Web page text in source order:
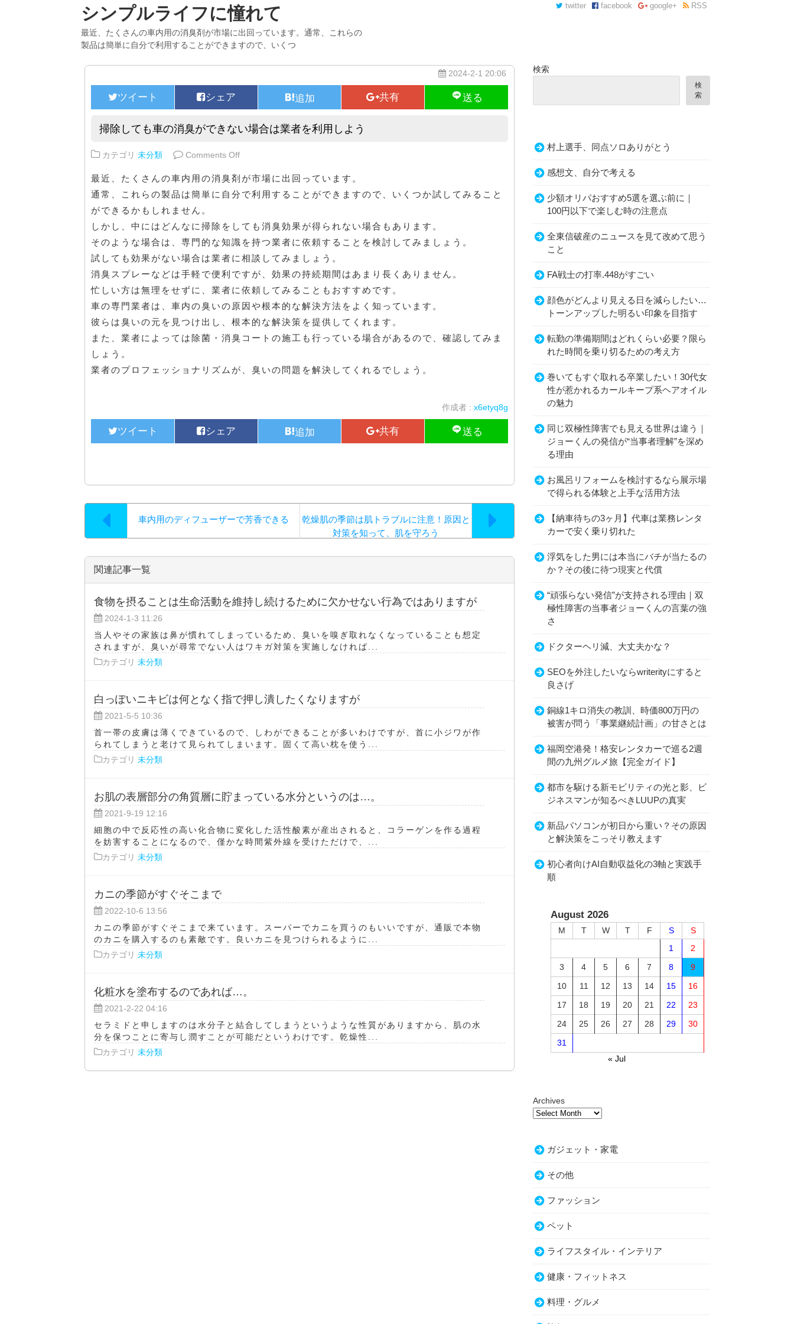
シンプルライフに憧れて
最近、たくさんの車内用の消臭剤が市場に出回っています。通常、これらの
製品は簡単に自分で利用することができますので、いくつ
twitter facebook google+ RSS
2024-2-1 20:06
掃除しても車の消臭ができない場合は業者を利用しよう
カテゴリ 未分類 Comments Offon 掃除しても車の消臭ができない場合は業者を利用しよう
最近、たくさんの車内用の消臭剤が市場に出回っています。
通常、これらの製品は簡単に自分で利用することができますので、いくつか試してみること
ができるかもしれません。
しかし、中にはどんなに掃除をしても消臭効果が得られない場合もあります。
そのような場合は、専門的な知識を持つ業者に依頼することを検討してみましょう。
試しても効果がない場合は業者に相談してみましょう。
消臭スプレーなどは手軽で便利ですが、効果の持続期間はあまり長くありません。
忙しい方は無理をせずに、業者に依頼してみることもおすすめです。
車の専門業者は、車内の臭いの原因や根本的な解決方法をよく知っています。
彼らは臭いの元を見つけ出し、根本的な解決策を提供してくれます。
また、業者によっては除菌・消臭コートの施工も行っている場合があるので、確認してみま
しょう。
業者のプロフェッショナリズムが、臭いの問題を解決してくれるでしょう。
作成者 : x6etyq8g
車内用のディフューザーで芳香できる
乾燥肌の季節は肌トラブルに注意！原因と
対策を知って、肌を守ろう
関連記事一覧
食物を摂ることは生命活動を維持し続けるために欠かせない行為ではありますが
2024-1-3 11:26
当人やその家族は鼻が慣れてしまっているため、臭いを嗅ぎ取れなくなっていることも想定
されますが、臭いが尋常でない人はワキガ対策を実施しなければ...
カテゴリ 未分類
白っぽいニキビは何となく指で押し潰したくなりますが
2021-5-5 10:36
首一帯の皮膚は薄くできているので、しわができることが多いわけですが、首に小ジワが作
られてしまうと老けて見られてしまいます。固くて高い枕を使う...
カテゴリ 未分類
お肌の表層部分の角質層に貯まっている水分というのは…。
2021-9-19 12:16
細胞の中で反応性の高い化合物に変化した活性酸素が産出されると、コラーゲンを作る過程
を妨害することになるので、僅かな時間紫外線を受けただけで、...
カテゴリ 未分類
カニの季節がすぐそこまで
2022-10-6 13:56
カニの季節がすぐそこまで来ています。スーパーでカニを買うのもいいですが、通販で本物
のカニを購入するのも素敵です。良いカニを見つけられるように...
カテゴリ 未分類
化粧水を塗布するのであれば…。
2021-2-22 04:16
セラミドと申しますのは水分子と結合してしまうというような性質がありますから、肌の水
分を保つことに寄与し潤すことが可能だというわけです。乾燥性...
カテゴリ 未分類
検索
検
索
村上選手、同点ソロありがとう
感想文、自分で考える
少額オリパおすすめ5選を選ぶ前に｜
100円以下で楽しむ時の注意点
全東信破産のニュースを見て改めて思う
こと
FA戦士の打率.448がすごい
顔色がどんより見える日を減らしたい…
トーンアップした明るい印象を目指す
転勤の準備期間はどれくらい必要？限ら
れた時間を乗り切るための考え方
巻いてもすぐ取れる卒業したい！30代女
性が惹かれるカールキープ系ヘアオイル
の魅力
同じ双極性障害でも見える世界は違う｜
ジョーくんの発信が“当事者理解”を深め
る理由
お風呂リフォームを検討するなら展示場
で得られる体験と上手な活用方法
【納車待ちの3ヶ月】代車は業務レンタ
カーで安く乗り切れた
浮気をした男には本当にバチが当たるの
か？その後に待つ現実と代償
“頑張らない発信”が支持される理由｜双
極性障害の当事者ジョーくんの言葉の強
さ
ドクターヘリ減、大丈夫かな？
SEOを外注したいならwriterityにすると
良さげ
銅線1キロ消失の教訓、時価800万円の
被害が問う「事業継続計画」の甘さとは
福岡空港発！格安レンタカーで巡る2週
間の九州グルメ旅【完全ガイド】
都市を駆ける新モビリティの光と影、ビ
ジネスマンが知るべきLUUPの真実
新品パソコンが初日から重い？その原因
と解決策をこっそり教えます
初心者向けAI自動収益化の3軸と実践手
順
August 2026
M T W T F S
S
1
2
3
4 5 6 7 8
9
10
11 12 13 14 15
16
17
18 19 20 21 22
23
24
25 26 27 28 29
30
31
« Jul
Archives
ガジェット・家電
その他
ファッション
ペット
ライフスタイル・インテリア
健康・フィットネス
料理・グルメ